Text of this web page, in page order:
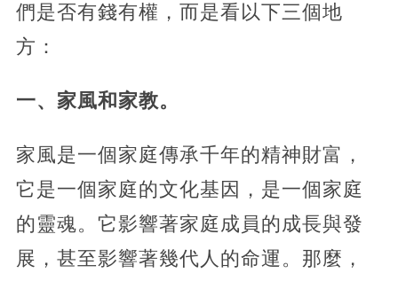
們是否有錢有權，而是看以下三個地
方：
一、家風和家教。
家風是一個家庭傳承千年的精神財富，
它是一個家庭的文化基因，是一個家庭
的靈魂。它影響著家庭成員的成長與發
展，甚至影響著幾代人的命運。那麼，